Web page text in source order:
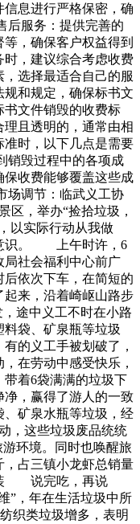
息进行严格保密，确
后服务：提供完善的
，确保客户权益得到
，建议综合考虑收费
选择最适合自己的服
和规定，确保标书文
书文件销毁的收费标
且透明的，通常由相
时，以下几点是需要
销毁过程中的各项成
收费能够覆盖这些成
场调节：临武义工协
区，举办“捡拾垃圾，
以实际行动从我做
意识。 上午时许，6
局社会福利中心前广
依次下车，在简短的
来，沿着崎岖山路步
途中义工不时在小路
袋、矿泉瓶等垃圾
的义工手被划破了，
在劳动中感受快乐，
着6袋满满的垃圾下
，赢得了游人的一致
矿泉水瓶等垃圾，经
，这些垃圾废品统统
环境。同时也唤醒旅
占三镇小龙虾总销量
说完吃，再说
，年在生活垃圾中所
织类垃圾增多，表明